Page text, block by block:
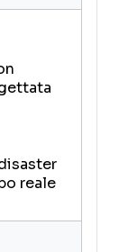
reale